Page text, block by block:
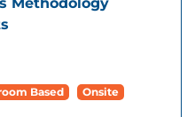
Based Onsite